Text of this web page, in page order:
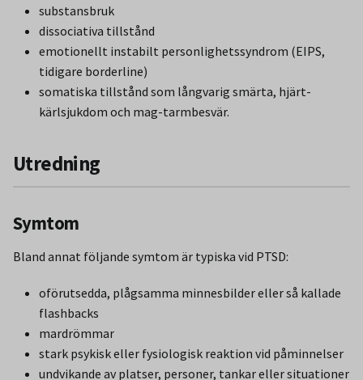
substansbruk
dissociativa tillstånd
emotionellt instabilt personlighetssyndrom (EIPS,
tidigare borderline)
somatiska tillstånd som långvarig smärta, hjärt-
kärlsjukdom och mag-tarmbesvär.
Utredning
Symtom
Bland annat följande symtom är typiska vid PTSD:
oförutsedda, plågsamma minnesbilder eller så kallade
flashbacks
mardrömmar
stark psykisk eller fysiologisk reaktion vid påminnelser
undvikande av platser, personer, tankar eller situationer